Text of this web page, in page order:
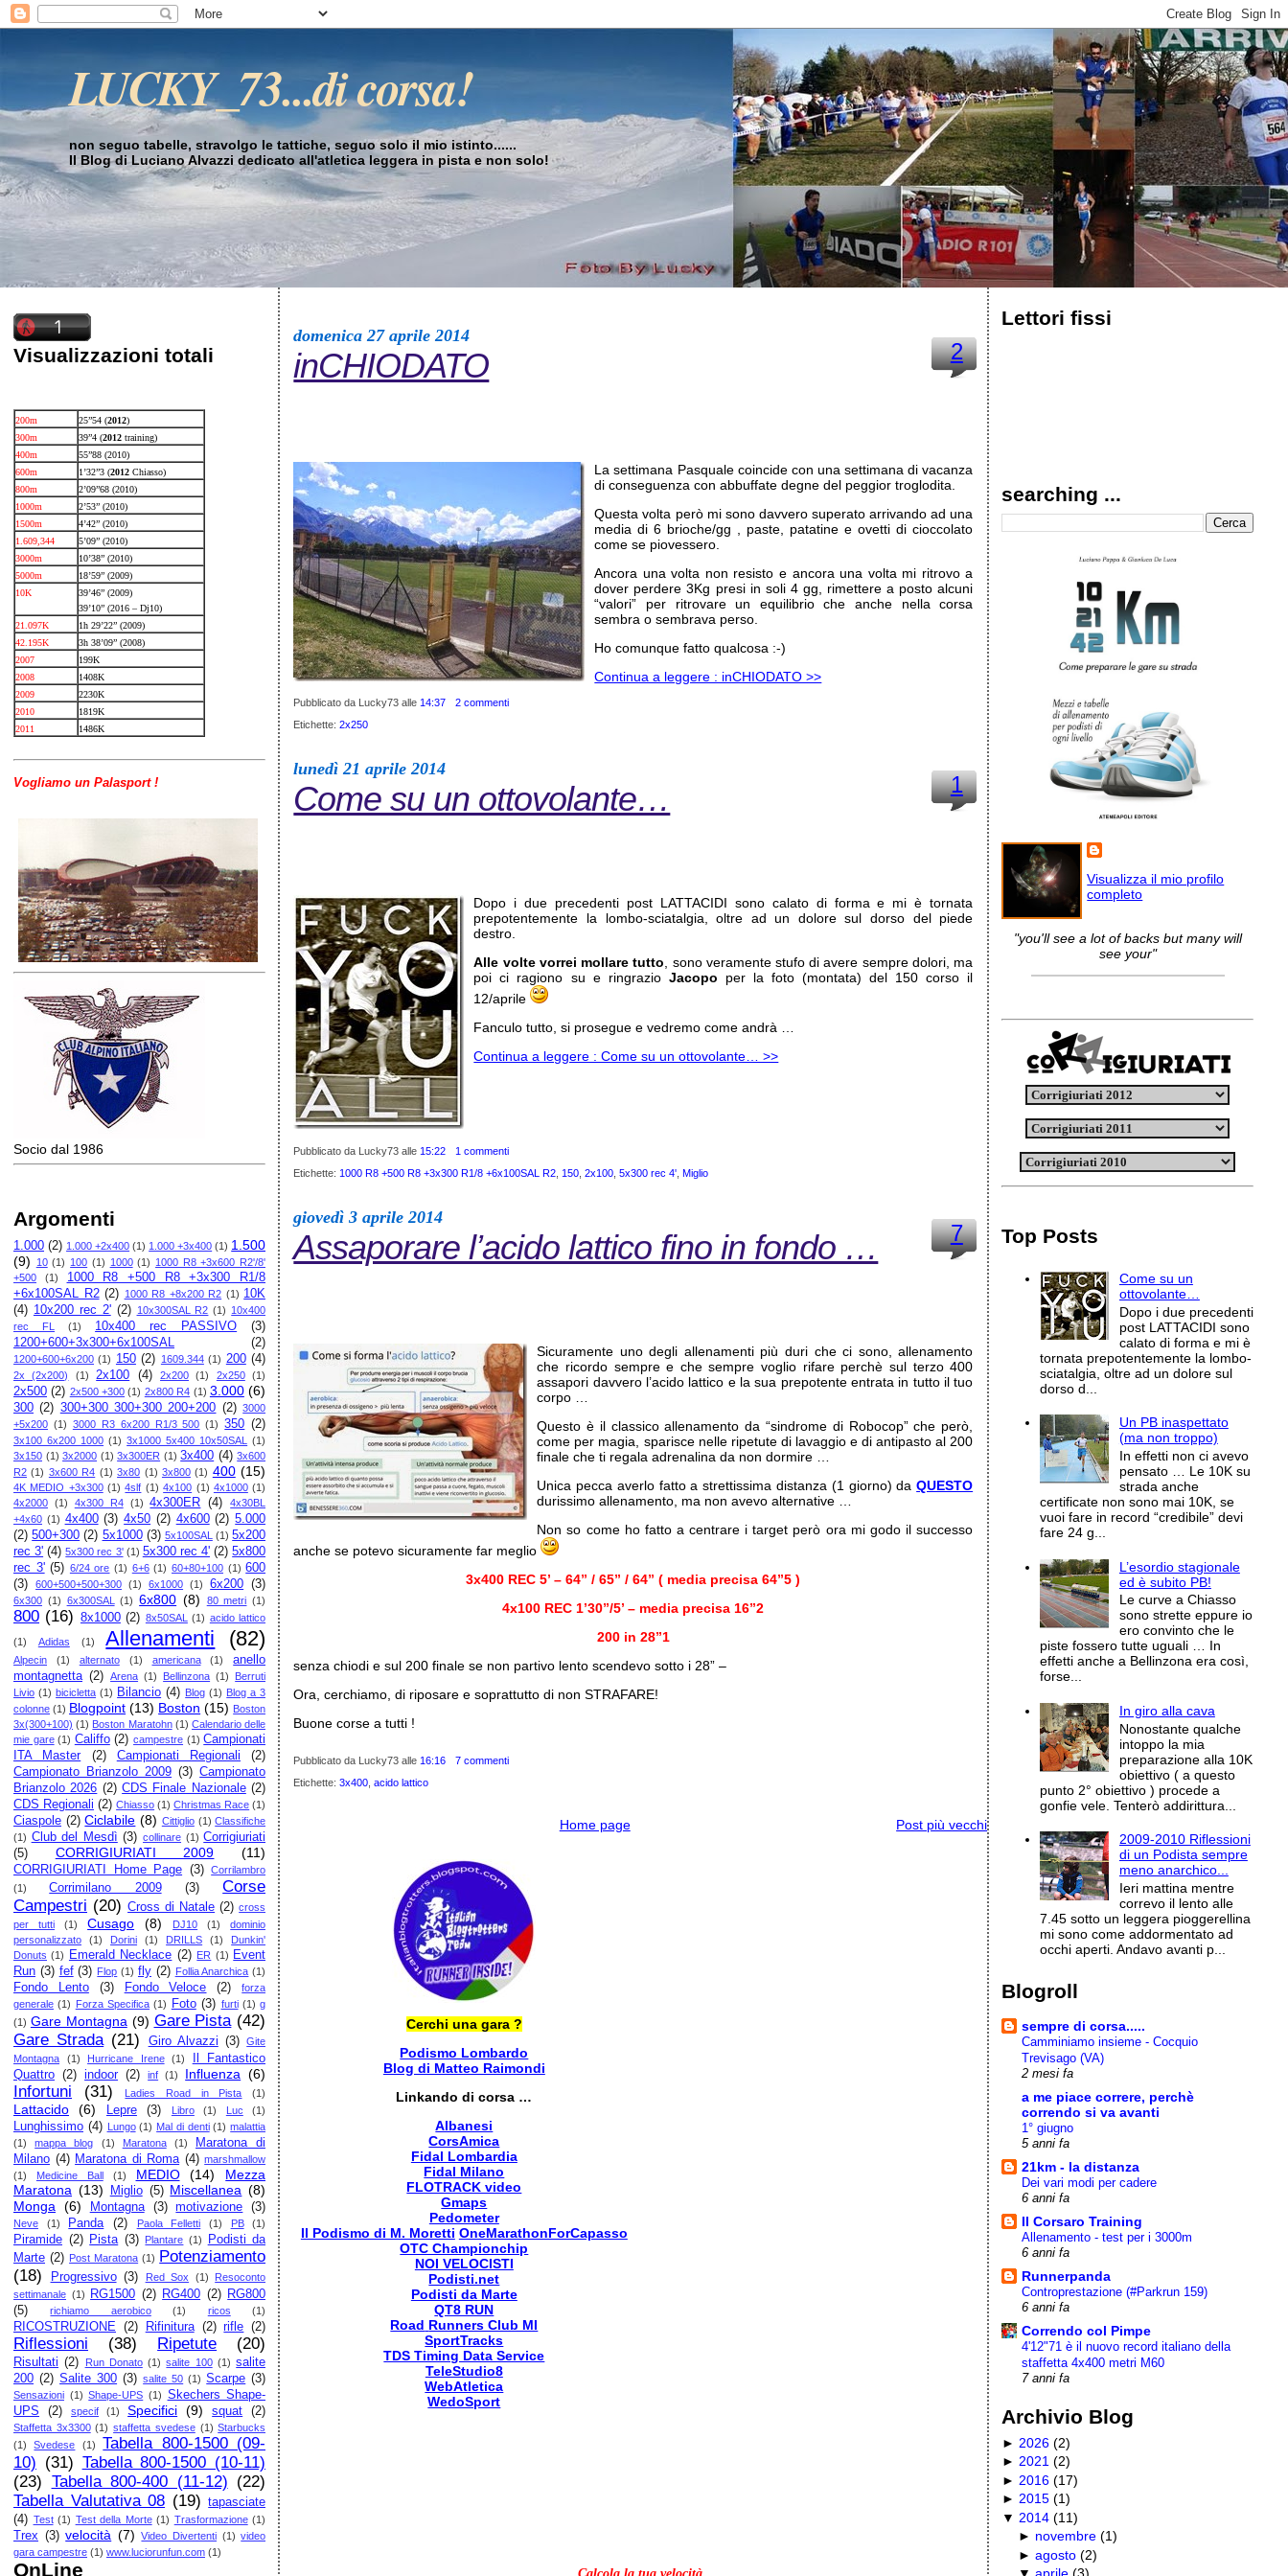
LUCKY_73...di corsa!
non seguo tabelle, stravolgo le tattiche, seguo solo il mio istinto......
Il Blog di Luciano Alvazzi dedicato all'atletica leggera in pista e non solo!
Visualizzazioni totali
200m 25”54 (2012)
300m
39”4 (2012 training)
400m
55”88 (2010)
600m
1’32”3 (2012 Chiasso)
800m
2’09”68 (2010)
1000m
2’53” (2010)
1500m
4’42” (2010)
1.609,344
5’09” (2010)
3000m
10’38” (2010)
5000m
18’59” (2009)
10K
39’46” (2009)
39’10” (2016 – Dj10)
21.097K
1h 29’22” (2009)
42.195K
3h 38’09” (2008)
2007
199K
2008
1408K
2009
2230K
2010
1819K
2011
1486K
Vogliamo un Palasport !
Socio dal 1986
Argomenti
1.000 (2) 1.000 +2x400 (1) 1.000 +3x400 (1) 1.500
(9)
10 (1) 100 (1) 1000 (1) 1000 R8 +3x600 R2'/8'
+500
(1)
1000 R8 +500 R8 +3x300 R1/8
+6x100SAL R2 (2) 1000 R8 +8x200 R2 (1) 10K
(4) 10x200 rec 2' (2) 10x300SAL R2 (1) 10x400
rec FL
(1) 10x400 rec PASSIVO
(3)
1200+600+3x300+6x100SAL
(2)
1200+600+6x200 (1) 150 (2) 1609.344 (1) 200 (4)
2x (2x200) (1) 2x100 (4) 2x200 (1) 2x250 (1)
2x500 (2) 2x500 +300 (1) 2x800 R4 (1) 3.000 (6)
300 (2) 300+300 300+300 200+200 (2) 3000
+5x200 (1) 3000 R3 6x200 R1/3 500 (1) 350 (2)
3x100 6x200 1000 (1) 3x1000 5x400 10x50SAL
(1)
3x150 (1) 3x2000 (1) 3x300ER (1) 3x400 (4) 3x600
R2 (1) 3x600 R4 (1) 3x80 (1) 3x800 (1) 400 (15)
4K MEDIO +3x300 (1) 4slf (1) 4x100 (1) 4x1000 (1)
4x2000 (1) 4x300 R4 (1) 4x300ER (4)
4x30BL
+4x60 (1) 4x400 (3) 4x50 (2) 4x600 (2) 5.000
(2) 500+300 (2) 5x1000 (3) 5x100SAL (1) 5x200
rec 3' (4) 5x300 rec 3' (1) 5x300 rec 4' (2) 5x800
rec 3' (5) 6/24 ore (1) 6+6 (1) 60+80+100 (1) 600
(3)
600+500+500+300 (1) 6x1000 (1) 6x200 (3)
6x300 (1) 6x300SAL (1) 6x800 (8) 80 metri (1)
800 (16) 8x1000 (2) 8x50SAL (1) acido lattico
(1) Adidas (1) Allenamenti (82)
Alpecin (1) alternato (1) americana (1)
anello
montagnetta (2) Arena (1) Bellinzona (1)
Berruti
Livio (1) bicicletta (1) Bilancio (4) Blog (1) Blog a 3
colonne (1) Blogpoint (13) Boston (15) Boston
3x(300+100) (1) Boston Maratohn (1) Calendario delle
mie gare (1) Califfo (2) campestre (1) Campionati
ITA Master
(2) Campionati Regionali
(2)
Campionato Brianzolo 2009 (3) Campionato
Brianzolo 2026 (2) CDS Finale Nazionale (2)
CDS Regionali (2) Chiasso (1) Christmas Race (1)
Ciaspole (2) Ciclabile (8) Cittiglio (1) Classifiche
(1) Club del Mesdì (3) collinare (1) Corrigiuriati
(5)
CORRIGIURIATI 2009 (11)
CORRIGIURIATI Home Page (3)
Corrilambro
(1)
Corrimilano 2009 (3)
Corse
Campestri (20) Cross di Natale (2) cross
per tutti
(1) Cusago (8) DJ10 (1)
dominio
personalizzato
(1) Dorini (1) DRILLS (1)
Dunkin'
Donuts (1) Emerald Necklace (2) ER (1) Event
Run (3) fef (3) Flop (1) fly (2) Follia Anarchica (1)
Fondo Lento (3) Fondo Veloce (2)
forza
generale (1) Forza Specifica (1) Foto (3) furti (1) g
(1) Gare Montagna (9) Gare Pista (42)
Gare Strada (21) Giro Alvazzi (3)
Gite
Montagna
(1) Hurricane Irene (1)
Il Fantastico
Quattro (2) indoor (2) inf (1) Influenza (6)
Infortuni (31) Ladies Road in Pista (1)
Lattacido (6) Lepre (3) Libro (1) Luc (1)
Lunghissimo (4) Lungo (1) Mal di denti (1) malattia
(1)
mappa blog (1) Maratona (1)
Maratona di
Milano (4) Maratona di Roma (4) marshmallow
(1)
Medicine Ball (1) MEDIO (14)
Mezza
Maratona (13) Miglio (5) Miscellanea (8)
Monga
(6) Montagna (3) motivazione (3)
Neve (1) Panda (2) Paola Felletti (1) PB (1)
Piramide (2) Pista (3) Plantare (1)
Podisti da
Marte (2) Post Maratona (1) Potenziamento
(18)
Progressivo (3) Red Sox (1)
Resoconto
settimanale (1) RG1500 (2) RG400 (2) RG800
(5)
richiamo aerobico (1) ricos (1)
RICOSTRUZIONE (2) Rifinitura (2) rifle (2)
Riflessioni (38) Ripetute (20)
Risultati (2) Run Donato (1) salite 100 (1) salite
200 (2) Salite 300 (3) salite 50 (1) Scarpe (3)
Sensazioni (1) Shape-UPS (1) Skechers Shape-
UPS
(2) specif (1) Specifici (9) squat (2)
Staffetta 3x3300 (1) staffetta svedese (1) Starbucks
(1)
Svedese (1)
Tabella 800-1500 (09-
10) (31) Tabella 800-1500 (10-11)
(23) Tabella 800-400 (11-12) (22)
Tabella Valutativa 08 (19) tapasciate
(4) Test (1) Test della Morte (1) Trasformazione (1)
Trex (3) velocità (7) Video Divertenti (1) video
gara campestre (1) www.luciorunfun.com (1)
OnLine
domenica 27 aprile 2014
2
inCHIODATO
La settimana Pasquale coincide con una settimana di vacanza
di conseguenza con abbuffate degne del peggior troglodita.
Questa volta però mi sono davvero superato arrivando ad una
media di 6 brioche/gg , paste, patatine e ovetti di cioccolato
come se piovessero.
Ancora una volta non resisto e ancora una volta mi ritrovo a
dover perdere 3Kg presi in soli 4 gg, rimettere a posto alcuni
“valori” per ritrovare un equilibrio che anche nella corsa
sembra o sembrava perso.
Ho comunque fatto qualcosa :-)
Continua a leggere : inCHIODATO >>
Pubblicato da Lucky73alle 14:37
2 commenti
Etichette:2x250
lunedì 21 aprile 2014
1
Come su un ottovolante…
Dopo i due precedenti post LATTACIDI sono calato di forma e mi è tornata
prepotentemente la lombo-sciatalgia, oltre ad un dolore sul dorso del piede
destro.
Alle volte vorrei mollare tutto, sono veramente stufo di avere sempre dolori, ma
poi ci ragiono su e ringrazio Jacopo per la foto (montata) del 150 corso il
12/aprile
Fanculo tutto, si prosegue e vedremo come andrà …
Continua a leggere : Come su un ottovolante… >>
Pubblicato da Lucky73alle 15:22
1 commenti
Etichette: 1000 R8 +500 R8 +3x300 R1/8 +6x100SAL R2 150 ,2x100 ,5x300 rec 4' ,Miglio
giovedì 3 aprile 2014
7
Assaporare l’acido lattico fino in fondo …
Sicuramente uno degli allenamenti più duri che ci sono, allenamento
che ricordo sempre e che sempre voglio rifare perchè sul terzo 400
assapori davvero l’acido lattico e la sua prepotente entrata in tutto il tuo
corpo …
Questo è il classico allenamento da “sindrome di Robocop” che però,
come per magia, sparisce nelle ripetute di lavaggio e di antipasto al 200
finale che ti regala adrenalina da non dormire …
Unica pecca averlo fatto a strettissima distanza (1 giorno) daQUESTO
durissimo allenamento, ma non avevo alternative …
Non so come ho fatto a centrare i target però ora mi godo il successo
anche se potevo sicuramente far meglio
3x400 REC 5’ – 64” / 65” / 64” ( media precisa 64”5 )
4x100 REC 1’30”/5’ – media precisa 16”2
200 in 28”1
senza chiodi e sul 200 finale se non partivo lento scendevo sotto i 28” –
Ora, cerchiamo, di riposare e soprattutto di non STRAFARE!
Buone corse a tutti !
Pubblicato da Lucky73alle 16:16
7 commenti
Etichette:3x400 ,acido lattico
Post più vecchi
Home page
Cerchi una gara ?
Podismo Lombardo
Blog di Matteo Raimondi
Linkando di corsa …
Albanesi
CorsAmica
Fidal Lombardia
Fidal Milano
FLOTRACK video
Gmaps
Pedometer
Il Podismo di M. Moretti OneMarathonForCapasso
OTC Championchip
NOI VELOCISTI
Podisti.net
Podisti da Marte
QT8 RUN
Road Runners Club MI
SportTracks
TDS Timing Data Service
TeleStudio8
WebAtletica
WedoSport
Lettori fissi
searching ...
Visualizza il mio profilo
completo
"you'll see a lot of backs but many will
see your"
Top Posts
Come su un
ottovolante…
Dopo i due precedenti
post LATTACIDI sono
calato di forma e mi è
tornata prepotentemente la lombo-
sciatalgia, oltre ad un dolore sul
dorso d...
Un PB inaspettato
(ma non troppo)
In effetti non ci avevo
pensato … Le 10K su
strada anche
certificate non sono mai 10K, se
vuoi fare in record “credibile” devi
fare 24 g...
L’esordio stagionale
ed è subito PB!
Le curve a Chiasso
sono strette eppure io
ero convinto che le
piste fossero tutte uguali … In
effetti anche a Bellinzona era così,
forse...
In giro alla cava
Nonostante qualche
intoppo la mia
preparazione alla 10K
obiettivo ( a questo
punto 2° obiettivo ) procede a
gonfie vele. Tenterò addirittura...
2009-2010 Riflessioni
di un Podista sempre
meno anarchico...
Ieri mattina mentre
correvo il lento alle
7.45 sotto un leggera pioggerellina
mi sono come addormentato ad
occhi aperti. Andavo avanti p...
Blogroll
sempre di corsa.....
Camminiamo insieme - Cocquio
Trevisago (VA)
2 mesi fa
a me piace correre, perchè
correndo si va avanti
1° giugno
5 anni fa
21km - la distanza
Dei vari modi per cadere
6 anni fa
Il Corsaro Training
Allenamento - test per i 3000m
6 anni fa
Runnerpanda
Controprestazione (#Parkrun 159)
6 anni fa
Correndo col Pimpe
4'12"71 è il nuovo record italiano della
staffetta 4x400 metri M60
7 anni fa
Archivio Blog
► 2026 (2)
►2021 (2)
► 2016 (17)
►2015 (1)
▼ 2014 (11)
► novembre (1)
►agosto (2)